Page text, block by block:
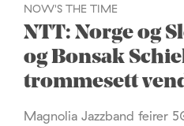
NOW'S THE TIME
NTT: Norge og
og Bonsak
trommesett
Magnolia Jazzband feirer